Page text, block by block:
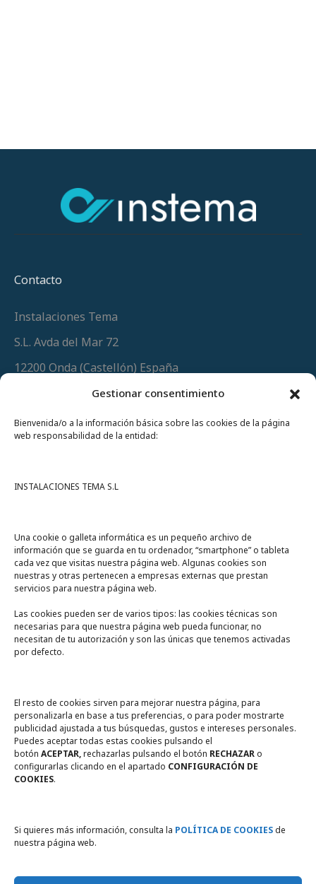
Gestionar consentimiento
Bienvenida/o a la información básica sobre las cookies de la página
web responsabilidad de la entidad:
INSTALACIONES TEMA S.L
Una cookie o galleta informática es un pequeño archivo de
información que se guarda en tu ordenador, “smartphone” o tableta
cada vez que visitas nuestra página web. Algunas cookies son
nuestras y otras pertenecen a empresas externas que prestan
servicios para nuestra página web.
Las cookies pueden ser de varios tipos: las cookies técnicas son
necesarias para que nuestra página web pueda funcionar, no
necesitan de tu autorización y son las únicas que tenemos activadas
por defecto.
El resto de cookies sirven para mejorar nuestra página, para
personalizarla en base a tus preferencias, o para poder mostrarte
publicidad ajustada a tus búsquedas, gustos e intereses personales.
Puedes aceptar todas estas cookies pulsando el
botón ACEPTAR,rechazarlas pulsando el botón RECHAZARo
configurarlas clicando en el apartado CONFIGURACIÓN DE
COOKIES.
Si quieres más información, consulta la POLÍTICA DE COOKIESde
nuestra página web.
Contacto
Instalaciones Tema
S.L. Avda del Mar 72
12200 Onda (Castellón) España
(+34) 964 60 34 34
Urgencias y whatsapp649 406 493
A un click
Tienda online Legal
Política de privacidad
Política de Cookies